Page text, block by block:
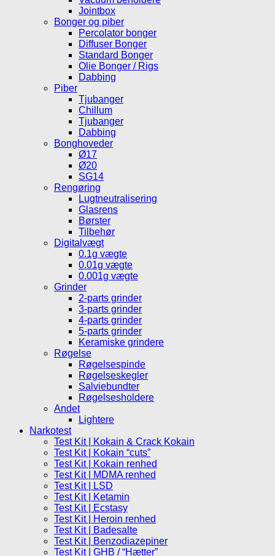
Jointbox
Bonger og piber
Percolator bonger
Diffuser Bonger
Standard Bonger
Olie Bonger / Rigs
Dabbing
Piber
Tjubanger
Chillum
Tjubanger
Dabbing
Bonghoveder
Ø17
Ø20
SG14
Rengøring
Lugtneutralisering
Glasrens
Børster
Tilbehør
Digitalvægt
0.1g vægte
0.01g vægte
0.001g vægte
Grinder
2-parts grinder
3-parts grinder
4-parts grinder
5-parts grinder
Keramiske grindere
Røgelse
Røgelsespinde
Røgelseskegler
Salviebundter
Røgelsesholdere
Andet
Lightere
Narkotest
Test Kit | Kokain & Crack Kokain
Test Kit | Kokain “cuts”
Test Kit | Kokain renhed
Test Kit | MDMA renhed
Test Kit | LSD
Test Kit | Ketamin
Test Kit | Ecstasy
Test Kit | Heroin renhed
Test Kit | Badesalte
Test Kit | Benzodiazepiner
Test Kit | GHB / “Hætter”